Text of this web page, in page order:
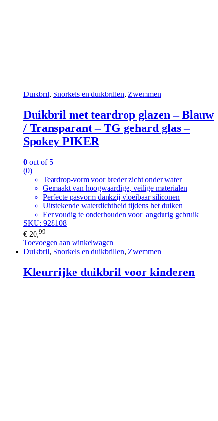
Duikbril, Snorkels en duikbrillen, Zwemmen
Duikbril met teardrop glazen – Blauw
/ Transparant – TG gehard glas –
Spokey PIKER
0 out of 5
(0)
Teardrop-vorm voor breder zicht onder water
Gemaakt van hoogwaardige, veilige materialen
Perfecte pasvorm dankzij vloeibaar siliconen
Uitstekende waterdichtheid tijdens het duiken
Eenvoudig te onderhouden voor langdurig gebruik
SKU: 928108
€ 20,99
Toevoegen aan winkelwagen
Duikbril, Snorkels en duikbrillen, Zwemmen
Kleurrijke duikbril voor kinderen